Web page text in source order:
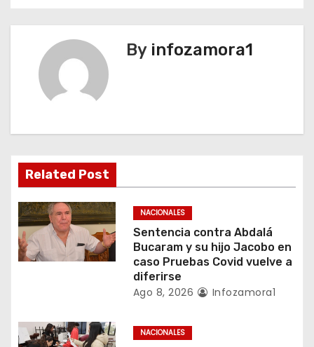
ó
n
d
e
e
r
By infozamora1
Related Post
NACIONALES
Sentencia contra Abdalá
Bucaram y su hijo Jacobo en
caso Pruebas Covid vuelve a
diferirse
Ago 8, 2026 Infozamora1
NACIONALES